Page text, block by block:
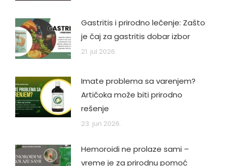
Gastritis i prirodno lečenje: Zašto
je čaj za gastritis dobar izbor
21. jul 2026.
Imate problema sa varenjem?
Artičoka može biti prirodno
rešenje
23. jun 2026.
Hemoroidi ne prolaze sami –
vreme je za prirodnu pomoć